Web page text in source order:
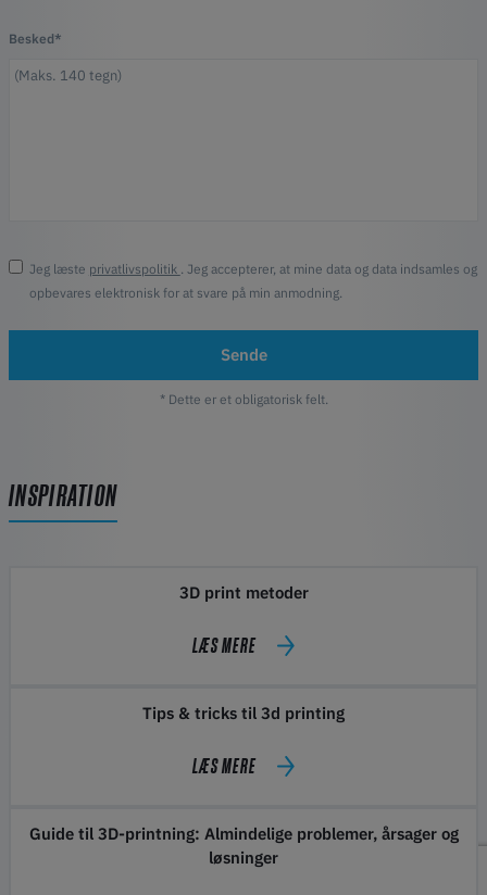
Besked*
Jeg læste privatlivspolitik
. Jeg accepterer, at mine data og data indsamles og
opbevares elektronisk for at svare på min anmodning.
Sende
* Dette er et obligatorisk felt.
INSPIRATION
3D print metoder
LÆS MERE
Tips & tricks til 3d printing
LÆS MERE
Guide til 3D-printning: Almindelige problemer, årsager og
løsninger